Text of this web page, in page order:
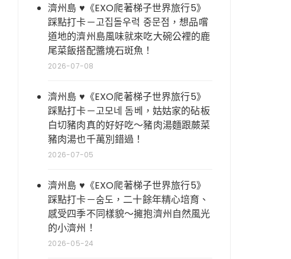
濟州島 ♥《EXO爬著梯子世界旅行5》
踩點打卡－고집돌우럭 중문점，想品嚐
道地的濟州島風味就來吃大碗公裡的鹿
尾菜飯搭配醬燒石斑魚！
2026-07-08
濟州島 ♥《EXO爬著梯子世界旅行5》
踩點打卡－고모네 돔베，姑姑家的砧板
白切豬肉真的好好吃～豬肉湯麵跟蕨菜
豬肉湯也千萬別錯過！
2026-07-05
濟州島 ♥《EXO爬著梯子世界旅行5》
踩點打卡－숨도，二十餘年精心培育、
感受四季不同樣貌～擁抱濟州自然風光
的小濟州！
2026-05-24